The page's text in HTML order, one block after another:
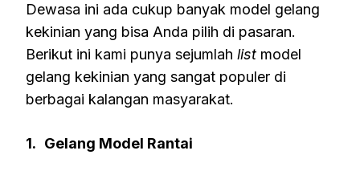
Dewasa ini ada cukup banyak model gelang
kekinian yang bisa Anda pilih di pasaran.
Berikut ini kami punya sejumlah list model
gelang kekinian yang sangat populer di
berbagai kalangan masyarakat.
1. Gelang Model Rantai